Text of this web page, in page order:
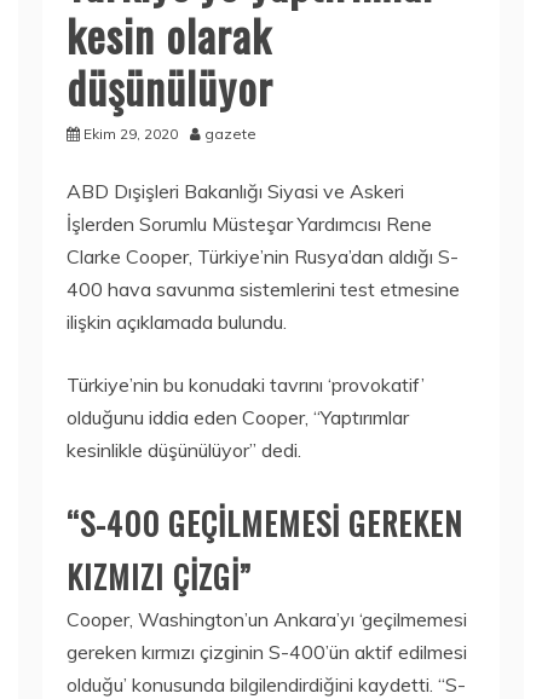
kesin olarak
düşünülüyor
Ekim 29, 2020 gazete
ABD Dışişleri Bakanlığı Siyasi ve Askeri
İşlerden Sorumlu Müsteşar Yardımcısı Rene
Clarke Cooper, Türkiye’nin Rusya’dan aldığı S-
400 hava savunma sistemlerini test etmesine
ilişkin açıklamada bulundu.
Türkiye’nin bu konudaki tavrını ‘provokatif’
olduğunu iddia eden Cooper, “Yaptırımlar
kesinlikle düşünülüyor” dedi.
“S-400 GEÇİLMEMESİ GEREKEN
KIZMIZI ÇİZGİ”
Cooper, Washington’un Ankara’yı ‘geçilmemesi
gereken kırmızı çizginin S-400’ün aktif edilmesi
olduğu’ konusunda bilgilendirdiğini kaydetti. “S-